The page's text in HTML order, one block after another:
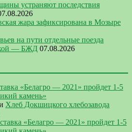
устраняют последствия
жара зафиксирована в Мозыре
на пути отдельные поезда
— БЖД 07.08.2026
«Белагро — 2021» пройдет 1-5
камень»
Хлеб Докшицкого хлебозавода
«Белагро — 2021» пройдет 1-5